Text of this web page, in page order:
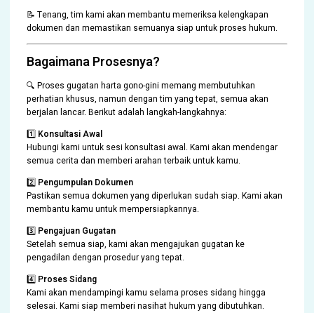
📝 Tenang, tim kami akan membantu memeriksa kelengkapan
dokumen dan memastikan semuanya siap untuk proses hukum.
Bagaimana Prosesnya?
🔍 Proses gugatan harta gono-gini memang membutuhkan
perhatian khusus, namun dengan tim yang tepat, semua akan
berjalan lancar. Berikut adalah langkah-langkahnya:
1️⃣ Konsultasi Awal
Hubungi kami untuk sesi konsultasi awal. Kami akan mendengar
semua cerita dan memberi arahan terbaik untuk kamu.
2️⃣ Pengumpulan Dokumen
Pastikan semua dokumen yang diperlukan sudah siap. Kami akan
membantu kamu untuk mempersiapkannya.
3️⃣ Pengajuan Gugatan
Setelah semua siap, kami akan mengajukan gugatan ke
pengadilan dengan prosedur yang tepat.
4️⃣ Proses Sidang
Kami akan mendampingi kamu selama proses sidang hingga
selesai. Kami siap memberi nasihat hukum yang dibutuhkan.